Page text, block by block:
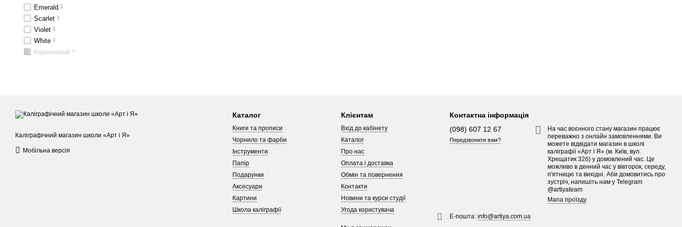
Emerald 1
Scarlet 1
Violet 1
White 1
Коричневий 0
Каліграфічний магазин школи «Арт і Я»
Мобільна версія
Каталог
Книги та прописи
Чорнило та фарби
Інструменти
Папір
Подарунки
Аксесуари
Картини
Школа каліграфії
Клієнтам
Вхід до кабінету
Каталог
Про нас
Оплата і доставка
Обмін та повернення
Контакти
Новини та курси студії
Угода користувача
Контактна інформація
(098) 607 12 67
Передзвонити вам?
На час воєнного стану магазин працює
переважно з онлайн замовленнями. Ви
можете відвідати магазин в школі
каліграфії «Арт і Я» (м. Київ, вул.
Хрещатик 32б) у домовлений час. Це
можливо в денний час у вівторок, середу,
п'ятницю та вихідні. Аби домовитись про
зустріч, напишіть нам у Telegram
@artiyateam
Мапа проїзду
Е-пошта:info@artiya.com.ua